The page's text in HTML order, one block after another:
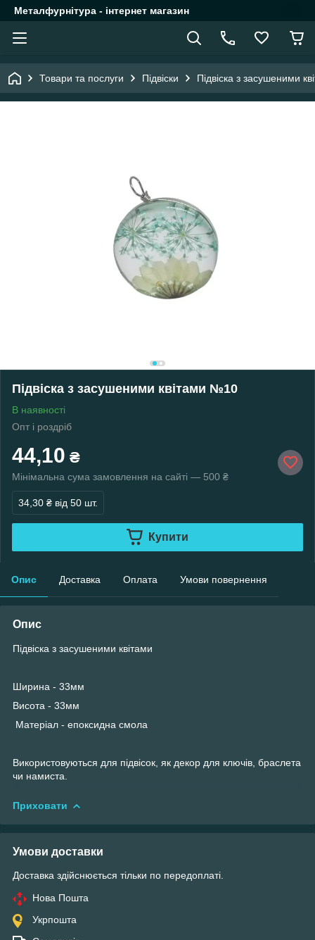
Металфурнітура - інтернет магазин
Товари та послуги Підвіски Підвіска з засушеними
Підвіска з засушеними квітами №10
В наявності
Опт і роздріб
44,10 ₴
Мінімальна сума замовлення на сайті — 500 ₴
34,30 ₴ від 50 шт.
Купити
Опис Доставка Оплата Умови повернення
Опис
Підвіска з засушеними квітами
Ширина - 33мм
Висота - 33мм
Матеріал - епоксидна смола
Використовуються для підвісок, як декор для ключів, браслета
чи намиста.
Приховати
Умови доставки
Доставка здійснюється тільки по передоплаті.
Нова Пошта
Укрпошта